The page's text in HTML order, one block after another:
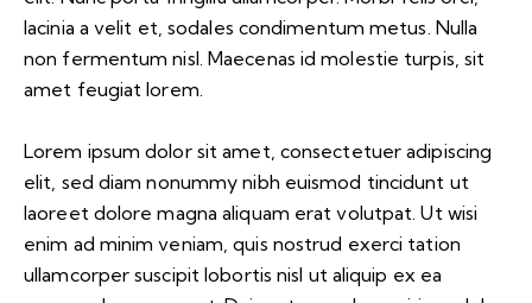
lacinia a velit et, sodales condimentum metus. Nulla
non fermentum nisl. Maecenas id molestie turpis, sit
amet feugiat lorem.
Lorem ipsum dolor sit amet, consectetuer adipiscing
elit, sed diam nonummy nibh euismod tincidunt ut
laoreet dolore magna aliquam erat volutpat. Ut wisi
enim ad minim veniam, quis nostrud exerci tation
ullamcorper suscipit lobortis nisl ut aliquip ex ea